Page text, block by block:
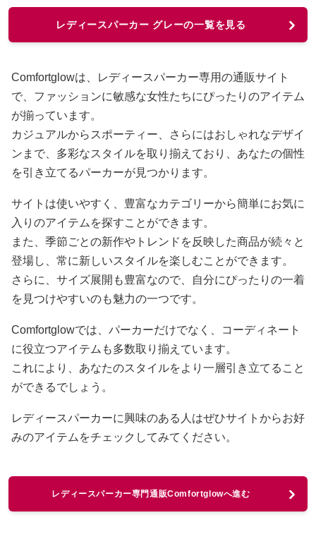
レディースパーカー グレーの一覧を見る
Comfortglowは、レディースパーカー専用の通販サイト
で、ファッションに敏感な女性たちにぴったりのアイテム
が揃っています。
カジュアルからスポーティー、さらにはおしゃれなデザイ
ンまで、多彩なスタイルを取り揃えており、あなたの個性
を引き立てるパーカーが見つかります。
サイトは使いやすく、豊富なカテゴリーから簡単にお気に
入りのアイテムを探すことができます。
また、季節ごとの新作やトレンドを反映した商品が続々と
登場し、常に新しいスタイルを楽しむことができます。
さらに、サイズ展開も豊富なので、自分にぴったりの一着
を見つけやすいのも魅力の一つです。
Comfortglowでは、パーカーだけでなく、コーディネート
に役立つアイテムも多数取り揃えています。
これにより、あなたのスタイルをより一層引き立てること
ができるでしょう。
レディースパーカーに興味のある人はぜひサイトからお好
みのアイテムをチェックしてみてください。
レディースパーカー専門通販Comfortglowへ進む